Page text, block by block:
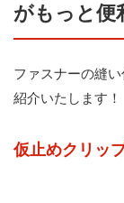
がもっと便
ファスナーの縫
紹介いたします！
仮止めクリッ